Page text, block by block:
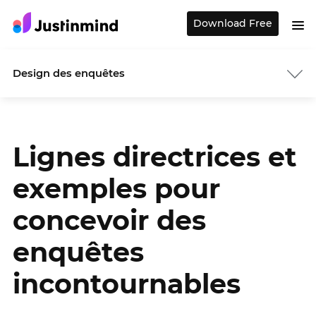
Download Free
Design des enquêtes
Lignes directrices et
exemples pour
concevoir des
enquêtes
incontournables